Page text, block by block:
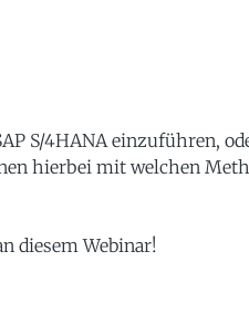
S/4HANA einzuführen,
hierbei mit welchen
diesem Webinar!